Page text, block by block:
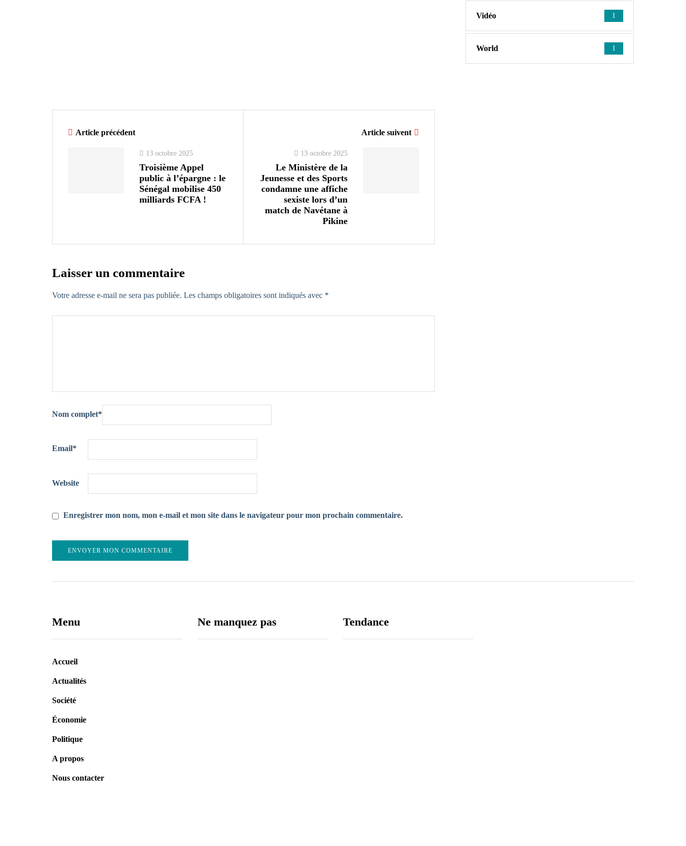
Vidéo 1
World 1
Article précédent
13 octobre 2025
Troisième Appel
public à l’épargne : le
Sénégal mobilise 450
milliards FCFA !
Article suivent
13 octobre 2025
Le Ministère de la
Jeunesse et des Sports
condamne une affiche
sexiste lors d’un
match de Navétane à
Pikine
Laisser un commentaire
Votre adresse e-mail ne sera pas publiée. Les champs obligatoires sont indiqués avec *
Nom complet*
Email*
Website
Enregistrer mon nom, mon e-mail et mon site dans le navigateur pour mon prochain commentaire.
Menu
Accueil
Actualités
Société
Économie
Politique
A propos
Nous contacter
Ne manquez pas Tendance